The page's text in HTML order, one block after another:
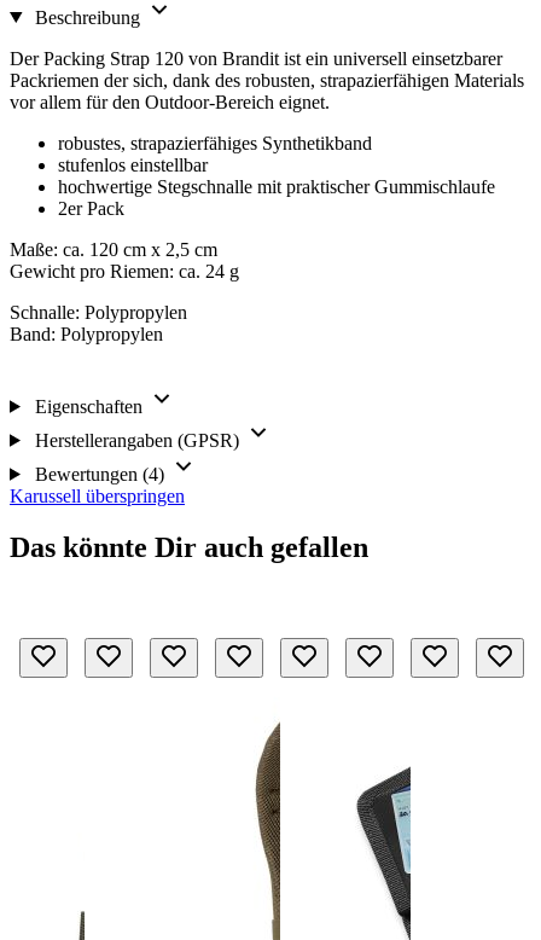
Beschreibung
Der Packing Strap 120 von Brandit ist ein universell einsetzbarer
Packriemen der sich, dank des robusten, strapazierfähigen Materials
vor allem für den Outdoor-Bereich eignet.
robustes, strapazierfähiges Synthetikband
stufenlos einstellbar
hochwertige Stegschnalle mit praktischer Gummischlaufe
2er Pack
Maße: ca. 120 cm x 2,5 cm
Gewicht pro Riemen: ca. 24 g
Schnalle: Polypropylen
Band: Polypropylen
Eigenschaften
Herstellerangaben (GPSR)
Bewertungen (4)
Karussell überspringen
Das könnte Dir auch gefallen